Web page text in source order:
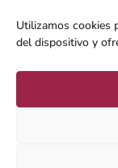
Utilizamos cookies
del dispositivo y